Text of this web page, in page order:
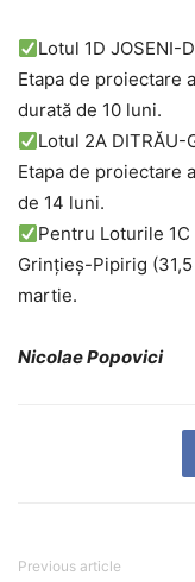
Lotul 1D JOSENI-
Etapa de proiectare
durată de 10 luni.
Lotul 2A DITRĂU-
Etapa de proiectare
de 14 luni.
Pentru Loturile
Grințieș-Pipirig
martie.
Nicolae Popovici
Previous article